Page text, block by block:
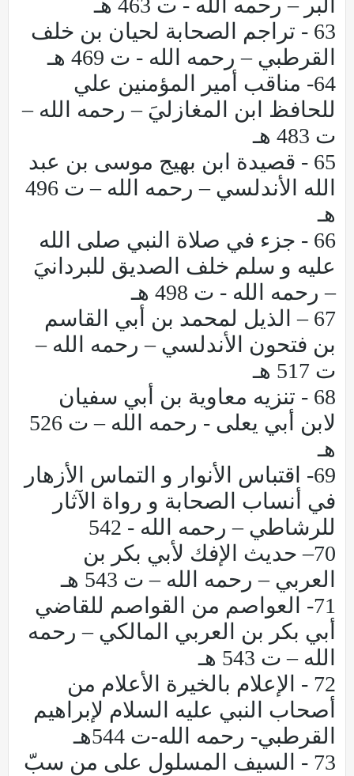
البر – رحمه الله - ت 463 هـ
63 - تراجم الصحابة لحيان بن خلف
القرطبي – رحمه الله - ت 469 هـ
64- مناقب أمير المؤمنين علي
للحافظ ابن المغازليَ – رحمه الله –
ت 483 هـ
65 - قصيدة ابن بهيج موسى بن عبد
الله الأندلسي – رحمه الله – ت 496
هـ
66 - جزء في صلاة النبي صلى الله
عليه و سلم خلف الصديق للبردانيَ
– رحمه الله - ت 498 هـ
67 – الذيل لمحمد بن أبي القاسم
بن فتحون الأندلسي – رحمه الله –
ت 517 هـ
68 - تنزيه معاوية بن أبي سفيان
لابن أبي يعلى - رحمه الله – ت 526
هـ
69- اقتباس الأنوار و التماس الأزهار
في أنساب الصحابة و رواة الآثار
للرشاطي – رحمه الله - 542
70– حديث الإفك لأبي بكر بن
العربي – رحمه الله – ت 543 هـ
71- العواصم من القواصم للقاضي
أبي بكر بن العربي المالكي – رحمه
الله – ت 543 هـ
72 - الإعلام بالخيرة الأعلام من
أصحاب النبي عليه السلام لإبراهيم
القرطبي- رحمه الله-ت 544هـ
73 - السيف المسلول على من سبّ